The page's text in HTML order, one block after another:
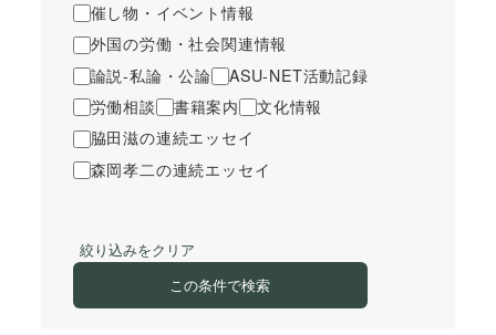
催し物・イベント情報
外国の労働・社会関連情報
論説-私論・公論
ASU-NET活動記録
労働相談
書籍案内
文化情報
脇田滋の連続エッセイ
森岡孝二の連続エッセイ
絞り込みをクリア
この条件で検索